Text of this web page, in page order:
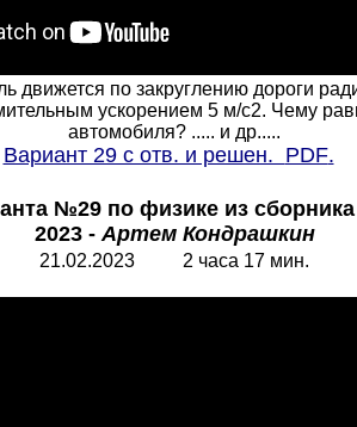
движется по закруглению дороги
ускорением 5 м/с2. Чему
автомобиля? ..... и др.....
Вариант 29 с отв. и решен. PDF.
№29 по физике из
2023 -Артем Кондрашкин
21.02.2023 2 часа 17 мин.